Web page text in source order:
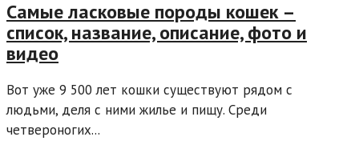
Самые ласковые породы кошек –
список, название, описание, фото и
видео
Вот уже 9 500 лет кошки существуют рядом с
людьми, деля с ними жилье и пищу. Среди
четвероногих...